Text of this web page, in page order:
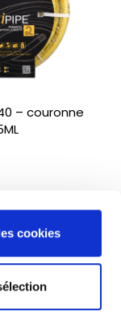
cookies
– couronne